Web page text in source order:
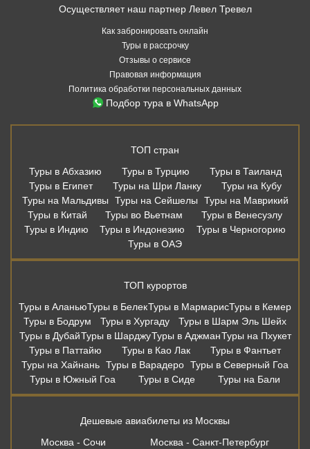
Осуществляет наш партнер Левел Тревел
Как забронировать онлайн
Туры в рассрочку
Отзывы о сервисе
Правовая информация
Политика обработки персональных данных
Подбор тура в WhatsApp
ТОП стран
Туры в Абхазию
Туры в Турцию
Туры в Таиланд
Туры в Египет
Туры на Шри Ланку
Туры на Кубу
Туры на Мальдивы
Туры на Сейшелы
Туры на Маврикий
Туры в Китай
Туры во Вьетнам
Туры в Венесуэлу
Туры в Индию
Туры в Индонезию
Туры в Черногорию
Туры в ОАЭ
ТОП курортов
Туры в АланьюТуры в БелекТуры в МармарисТуры в Кемер
Туры в Бодрум
Туры в Хургаду
Туры в Шарм Эль Шейх
Туры в ДубайТуры в ШарджуТуры в АджманТуры на Пхукет
Туры в Паттайю
Туры в Као Лак
Туры в Фантьет
Туры на Хайнань Туры в Варадеро Туры в Северный Гоа
Туры в Южный Гоа
Туры в Сиде Туры на Бали
Дешевые авиабилеты из Москвы
Москва - Сочи
Москва - Санкт-Петербург